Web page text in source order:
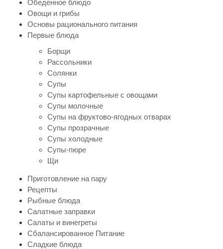
Обеденное блюдо
Овощи и грибы
Основы рационального питания
Первые блюда
Борщи
Рассольники
Солянки
Супы
Супы картофельные с овощами
Супы молочные
Супы на фруктово-ягодных отварах
Супы прозрачные
Супы холодные
Супы-пюре
Щи
Приготовление на пару
Рецепты
Рыбные блюда
Салатные заправки
Салаты и винегреты
Сбалансированное Питание
Сладкие блюда